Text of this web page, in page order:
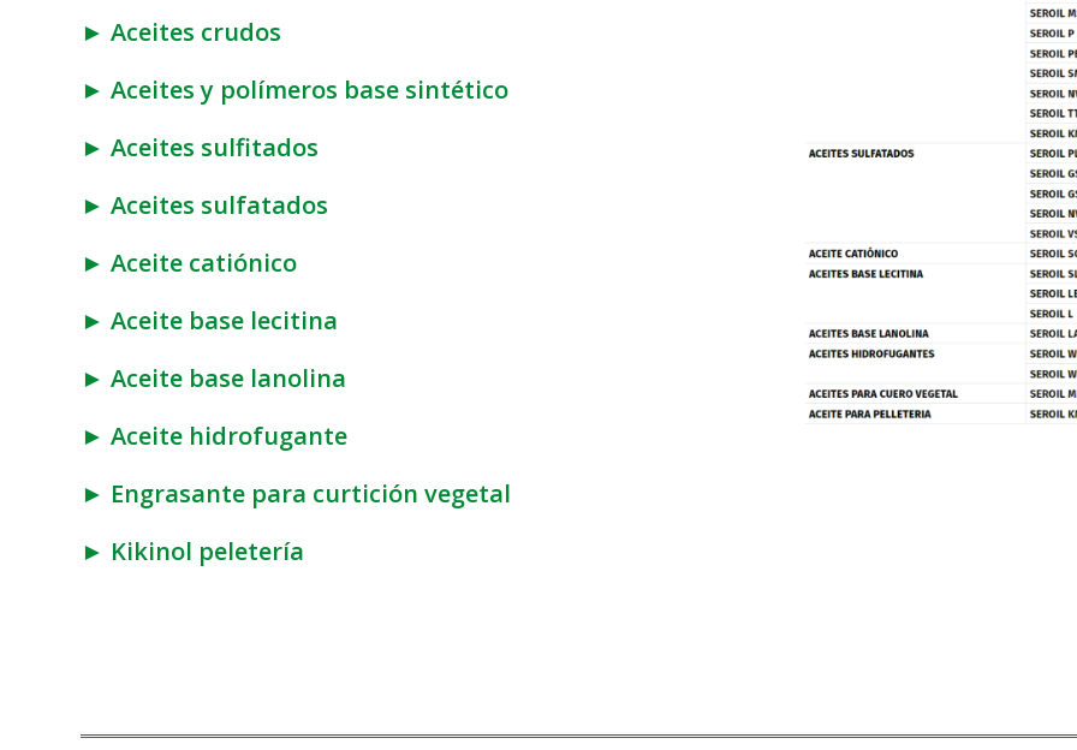
► Aceites crudos
► Aceites y polímeros base sintético
► Aceites sulfitados
► Aceites sulfatados
► Aceite catiónico
► Aceite base lecitina
► Aceite base lanolina
► Aceite hidrofugante
► Engrasante para curtición vegetal
► Kikinol peletería